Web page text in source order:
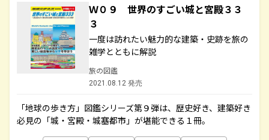
Ｗ０９ 世界のすごい城と宮殿３３
３
一度は訪れたい魅力的な建築・史跡を旅の
雑学とともに解説
旅の図鑑
2021.08.12 発売
「地球の歩き方」図鑑シリーズ第９弾は、歴史好き、建築好き
必見の「城・宮殿・城塞都市」が堪能できる１冊。